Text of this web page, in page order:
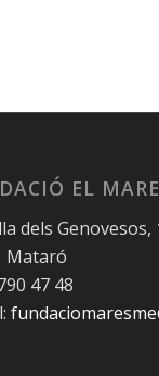
EL
dels Genovesos,
Mataró
47 48